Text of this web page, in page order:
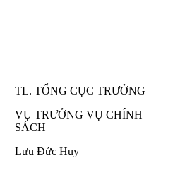
TL. TỔNG CỤC TRƯỞNG
VỤ TRƯỞNG VỤ CHÍNH
SÁCH
Lưu Đức Huy